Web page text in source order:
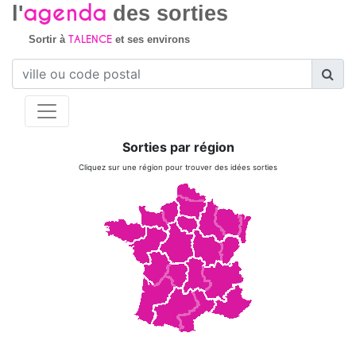
l'agenda des sorties
Sortir à TALENCEet ses environs
Sorties par région
Cliquez sur une région pour trouver des idées sorties